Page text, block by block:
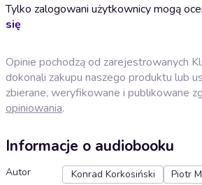
Tylko zalogowani użytkownicy mogą
się
Opinie pochodzą od zarejestrowanych
dokonali zakupu naszego produktu lub
zbierane, weryfikowane i publikowane
opiniowania.
Informacje o audiobooku
Autor Konrad Korkosiński
Piotr